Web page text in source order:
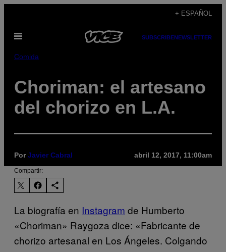
contenido
+ ESPAÑOL
Abrir
SUBSCRIBENEWSLETTER
Comida
Choriman: el artesano
del chorizo en L.A.
PorJavier Cabral abril 12, 2017, 11:00am
Compartir:
La biografía en Instagram de Humberto
«Choriman» Raygoza dice: «Fabricante de
chorizo artesanal en Los Ángeles. Colgando